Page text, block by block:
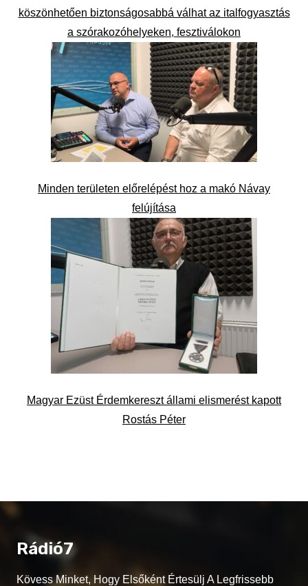
köszönhetően biztonságosabbá válhat az italfogyasztás
a szórakozóhelyeken, fesztiválokon
Minden területen előrelépést hoz a makó Návay
felújítása
Magyar Ezüst Érdemkereszt állami elismerést kapott
Rostás Péter
Rádió7
Kövess Minket, Hogy Elsőként Értesülj A Legfrissebb